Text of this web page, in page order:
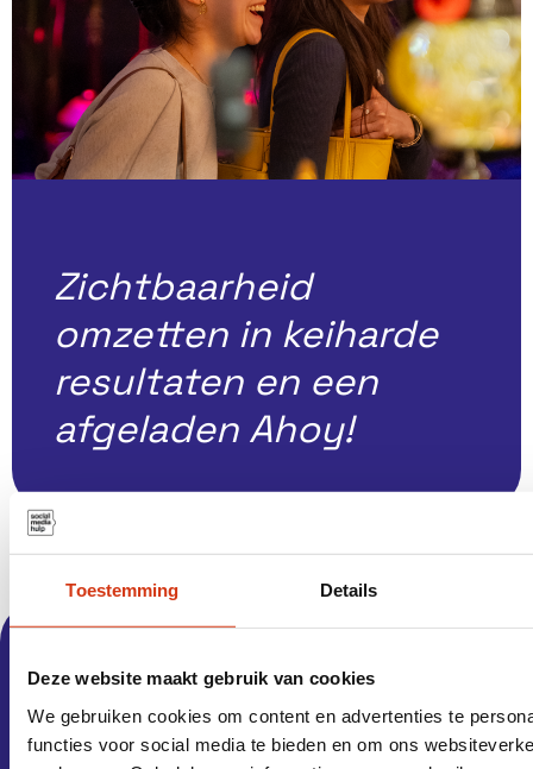
Toestemming Details
Deze website maakt gebruik van cookies
We gebruiken cookies om content en advertenties te
functies voor social media te bieden en om ons
Zichtbaarheid
omzetten in keiharde
resultaten en een
afgeladen Ahoy!
Word jij ons volgend
succesverhaal?